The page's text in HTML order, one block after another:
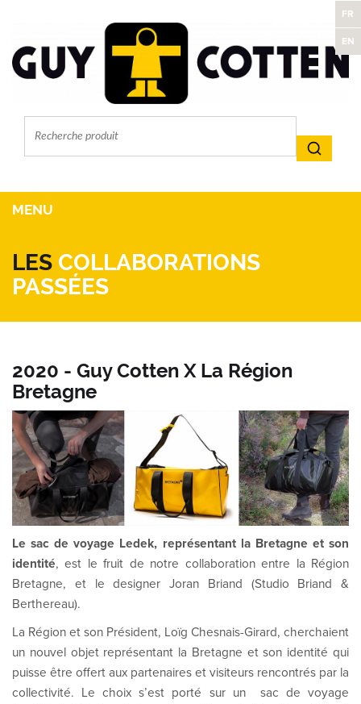
FR
EN
MENU
LES COLLABORATIONS
PASSÉES
2020 - Guy Cotten X La Région
Bretagne
Le sac de voyage Ledek, représentant la Bretagne et son
identité, est le fruit de notre collaboration entre la Région
Bretagne, et le designer Joran Briand (Studio Briand &
Berthereau).
La Région et son Président, Loïg Chesnais-Girard, cherchaient
un nouvel objet représentant la Bretagne et son identité qui
puisse être offert aux partenaires et visiteurs rencontrés par la
collectivité. Le choix s’est porté sur un sac de voyage